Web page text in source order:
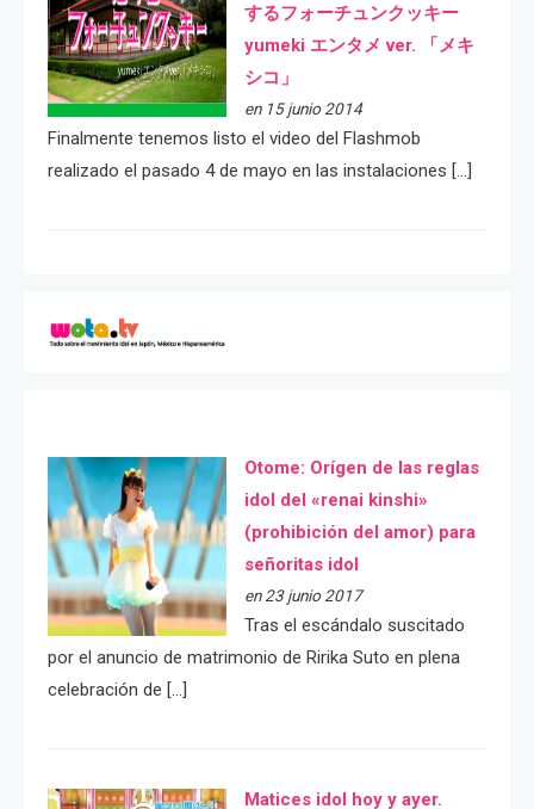
するフォーチュンクッキー
yumeki エンタメ ver. 「メキ
シコ」
en 15 junio 2014
Finalmente tenemos listo el video del Flashmob
realizado el pasado 4 de mayo en las instalaciones […]
Otome: Orígen de las reglas
idol del «renai kinshi»
(prohibición del amor) para
señoritas idol
en 23 junio 2017
Tras el escándalo suscitado
por el anuncio de matrimonio de Ririka Suto en plena
celebración de […]
Matices idol hoy y ayer.